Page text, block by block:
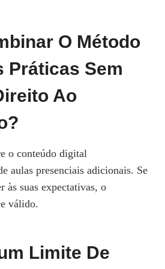
O Método
Práticas Sem
Ao
o conteúdo digital
aulas presenciais adicionais. Se
às suas expectativas, o
válido.
Limite De